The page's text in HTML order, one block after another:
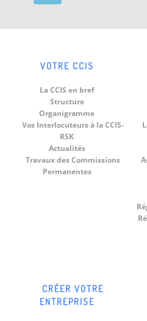
VOTRE CCIS
La CCIS en bref
Structure
Organigramme
Vos Interlocuteurs à la CCIS-
RSK
Actualités
Travaux des Commissions
Permanentes
CRÉER VOTRE
ENTREPRISE